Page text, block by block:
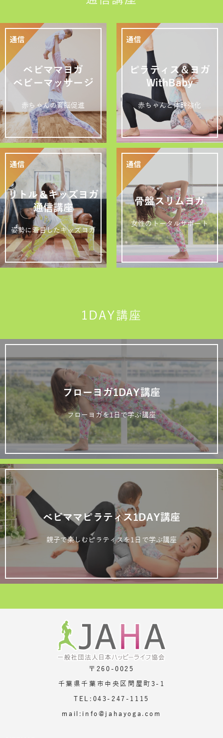
ベビママヨガ
ベビーマッサージ
赤ちゃんの育脳促進
ピラティス＆ヨガ
WithBaby
赤ちゃんと体幹強化
リトル＆キッズヨガ
通信講座
姿勢に着目したキッズヨガ
骨盤スリムヨガ
女性のトータルサポート
1DAY講座
フローヨガ1DAY講座
フローヨガを1日で学ぶ講座
ベビママピラティス1DAY講座
親子で楽しむピラティスを1日で学ぶ講座
〒260-0025
千葉県千葉市中央区問屋町3-1
TEL:043-247-1115
mail:info@jahayoga.com